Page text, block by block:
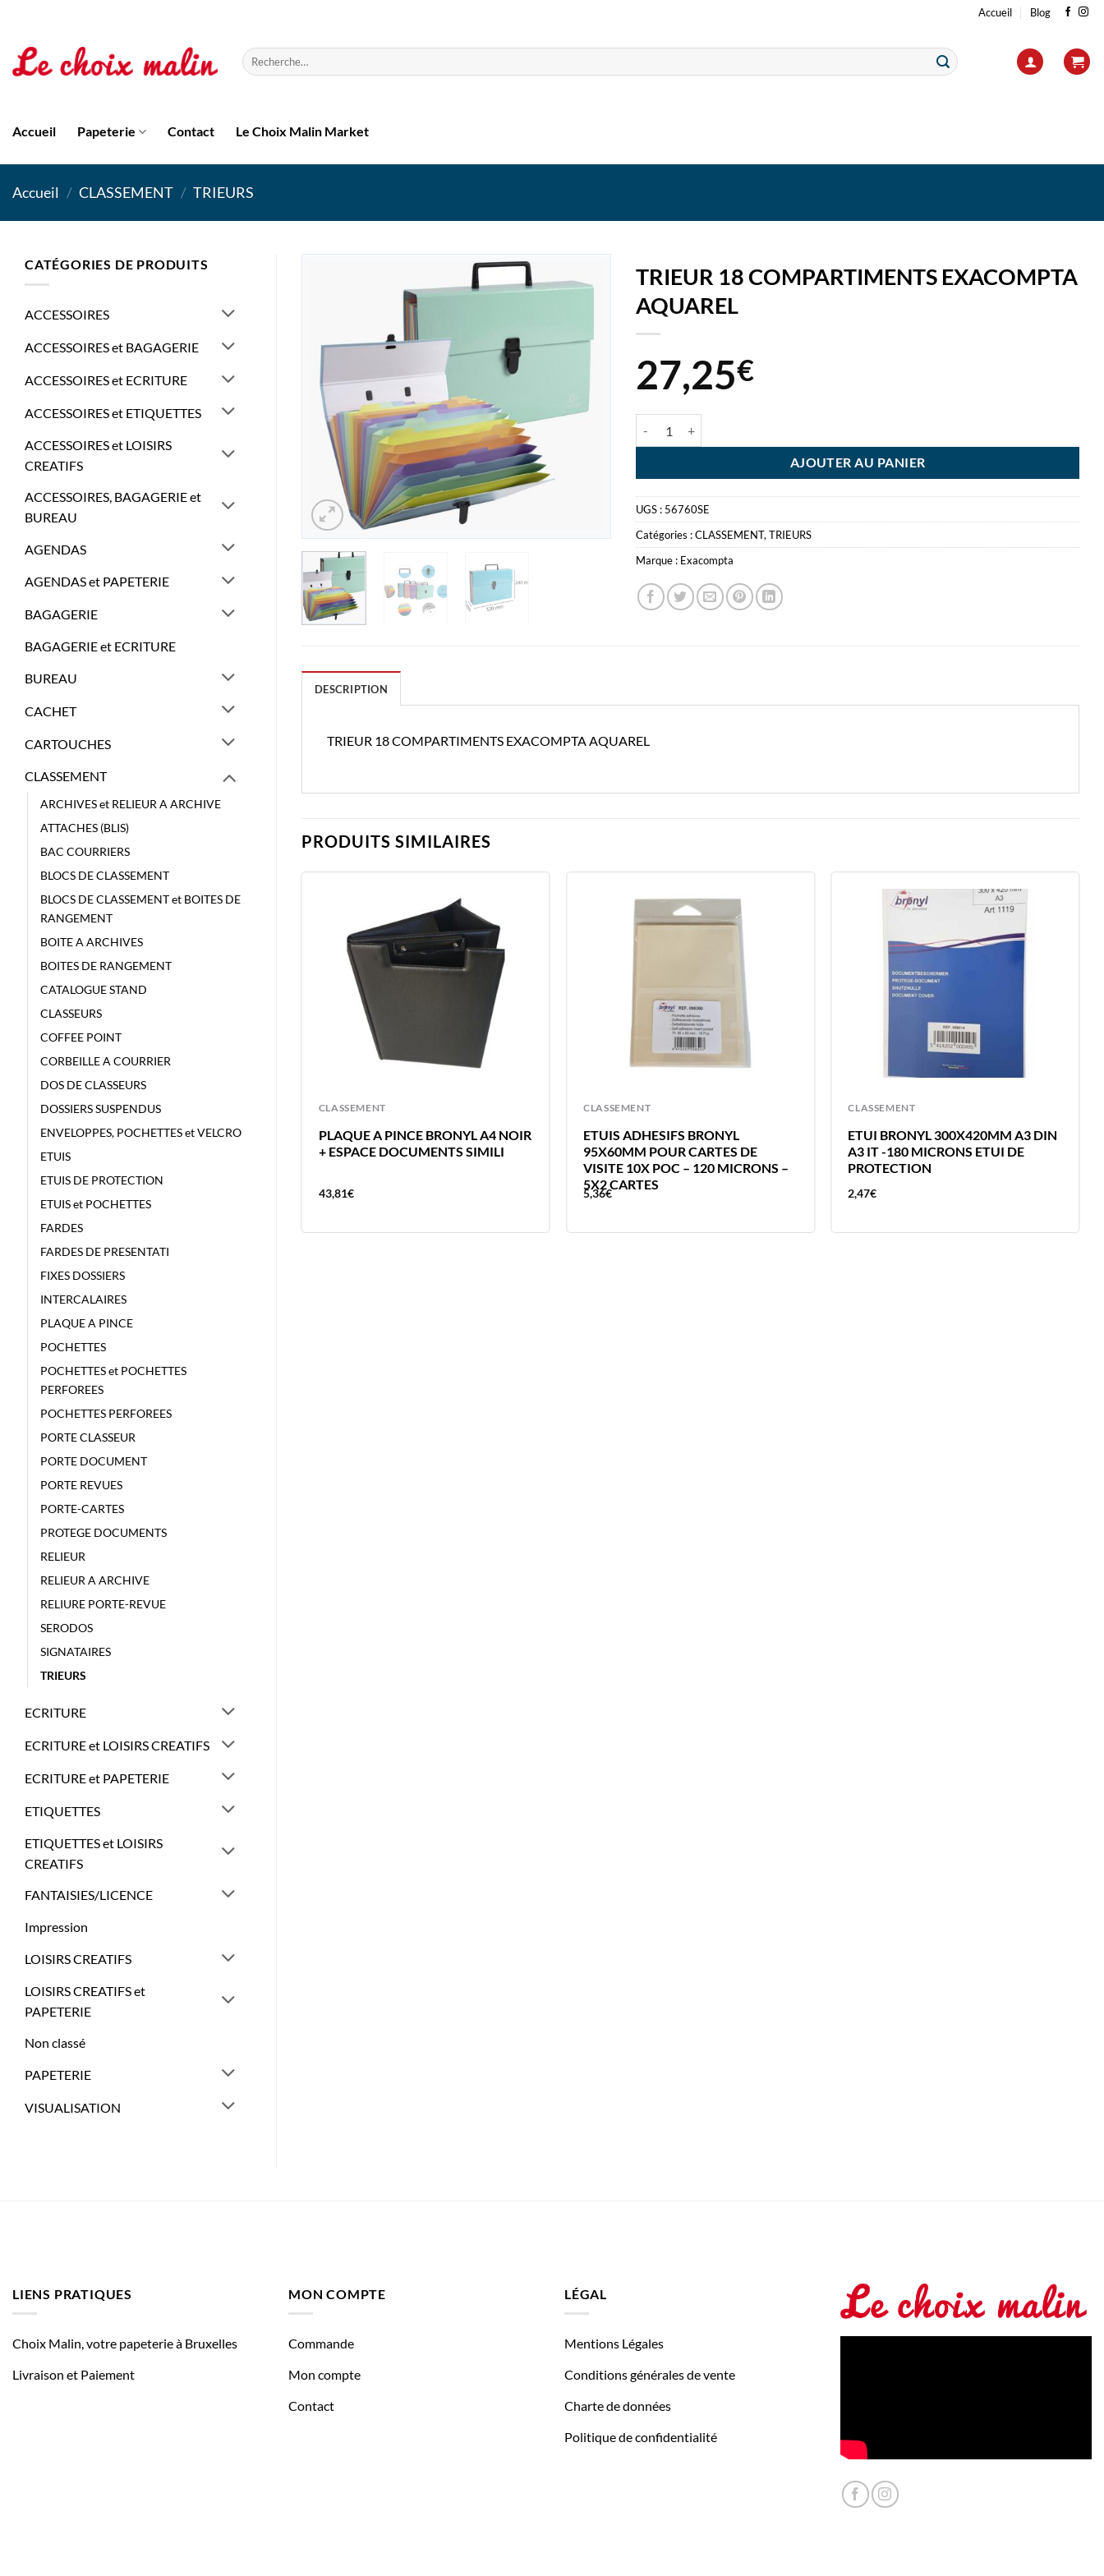
contenu
Accueil Blog
Recherche
pour :
Accueil Papeterie Contact Le Choix Malin Market
Accueil / CLASSEMENT / TRIEURS
CATÉGORIES DE PRODUITS
ACCESSOIRES
ACCESSOIRES et BAGAGERIE
ACCESSOIRES et ECRITURE
ACCESSOIRES et ETIQUETTES
ACCESSOIRES et LOISIRS
CREATIFS
ACCESSOIRES, BAGAGERIE et
BUREAU
AGENDAS
AGENDAS et PAPETERIE
BAGAGERIE
BAGAGERIE et ECRITURE
BUREAU
CACHET
CARTOUCHES
CLASSEMENT
ARCHIVES et RELIEUR A ARCHIVE
ATTACHES (BLIS)
BAC COURRIERS
BLOCS DE CLASSEMENT
BLOCS DE CLASSEMENT et BOITES DE
RANGEMENT
BOITE A ARCHIVES
BOITES DE RANGEMENT
CATALOGUE STAND
CLASSEURS
COFFEE POINT
CORBEILLE A COURRIER
DOS DE CLASSEURS
DOSSIERS SUSPENDUS
ENVELOPPES, POCHETTES et VELCRO
ETUIS
ETUIS DE PROTECTION
ETUIS et POCHETTES
FARDES
FARDES DE PRESENTATI
FIXES DOSSIERS
INTERCALAIRES
PLAQUE A PINCE
POCHETTES
POCHETTES et POCHETTES
PERFOREES
POCHETTES PERFOREES
PORTE CLASSEUR
PORTE DOCUMENT
PORTE REVUES
PORTE-CARTES
PROTEGE DOCUMENTS
RELIEUR
RELIEUR A ARCHIVE
RELIURE PORTE-REVUE
SERODOS
SIGNATAIRES
TRIEURS
ECRITURE
ECRITURE et LOISIRS CREATIFS
ECRITURE et PAPETERIE
ETIQUETTES
ETIQUETTES et LOISIRS
CREATIFS
FANTAISIES/LICENCE
Impression
LOISIRS CREATIFS
LOISIRS CREATIFS et
PAPETERIE
Non classé
PAPETERIE
VISUALISATION
TRIEUR 18 COMPARTIMENTS EXACOMPTA
AQUAREL
27,25€
AJOUTER AU PANIER
UGS : 56760SE
Catégories :CLASSEMENT,TRIEURS
Marque : Exacompta
DESCRIPTION
TRIEUR 18 COMPARTIMENTS EXACOMPTA AQUAREL
PRODUITS SIMILAIRES
CLASSEMENT
PLAQUE A PINCE BRONYL A4 NOIR
+ ESPACE DOCUMENTS SIMILI
43,81€
CLASSEMENT
ETUIS ADHESIFS BRONYL
95X60MM POUR CARTES DE
VISITE 10X POC – 120 MICRONS –
5X2 CARTES
5,36€
CLASSEMENT
ETUI BRONYL 300X420MM A3 DIN
A3 IT -180 MICRONS ETUI DE
PROTECTION
2,47€
CLASSEMENT
INTERCALAIRE CARTON SLT 6P A4
ESSELTE – 6 POSITIONS
LIENS PRATIQUES
Choix Malin, votre papeterie à Bruxelles
Livraison et Paiement
MON COMPTE
Commande
Mon compte
Contact
LÉGAL
Mentions Légales
Conditions générales de vente
Charte de données
Politique de confidentialité